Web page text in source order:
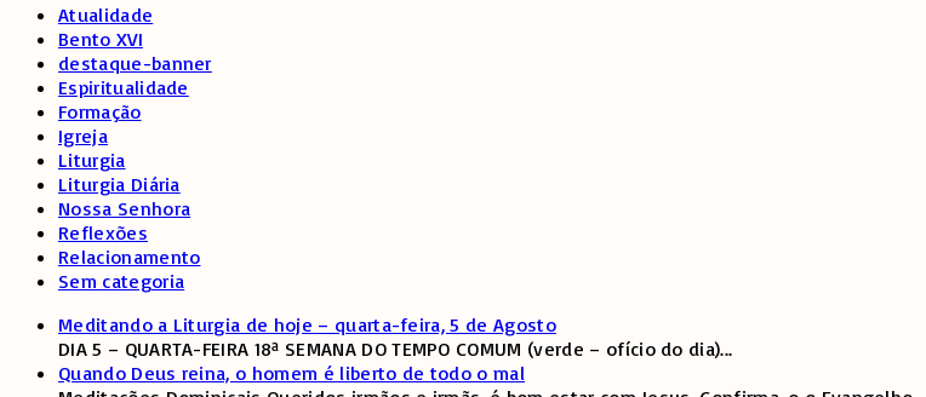
Atualidade
Bento XVI
destaque-banner
Espiritualidade
Formação
Igreja
Liturgia
Liturgia Diária
Nossa Senhora
Reflexões
Relacionamento
Sem categoria
Meditando a Liturgia de hoje – quarta-feira, 5 de Agosto
DIA 5 – QUARTA-FEIRA 18ª SEMANA DO TEMPO COMUM (verde – ofício do dia)...
Quando Deus reina, o homem é liberto de todo o mal